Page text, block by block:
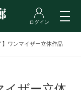
】ワンマイザー立体作品